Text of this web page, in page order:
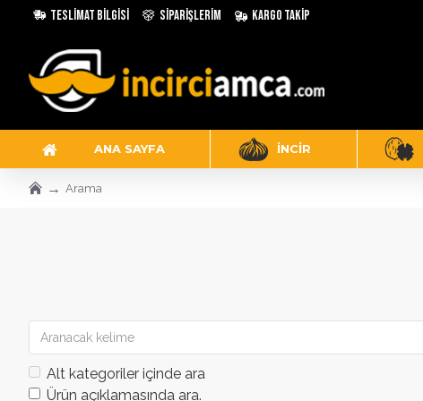
Teslimat Bilgisi Siparişlerim Kargo Takip
ANA SAYFA İNCIR
Arama
Alt kategoriler içinde ara
Ürün açıklamasında ara.